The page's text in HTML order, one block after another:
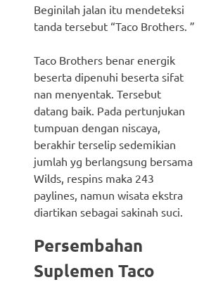
Beginilah jalan itu mendeteksi
tanda tersebut “Taco Brothers. ”
Taco Brothers benar energik
beserta dipenuhi beserta sifat
nan menyentak. Tersebut
datang baik. Pada pertunjukan
tumpuan dengan niscaya,
berakhir terselip sedemikian
jumlah yg berlangsung bersama
Wilds, respins maka 243
paylines, namun wisata ekstra
diartikan sebagai sakinah suci.
Persembahan
Suplemen Taco